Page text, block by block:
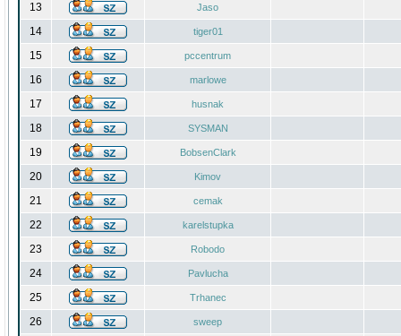
13 Jaso
14 tiger01
15 pccentrum
16 marlowe
17 husnak
18 SYSMAN
19 BobsenClark
20 Kimov
21 cemak
22 karelstupka
23 Robodo
24 Pavlucha
25 Trhanec
26 sweep